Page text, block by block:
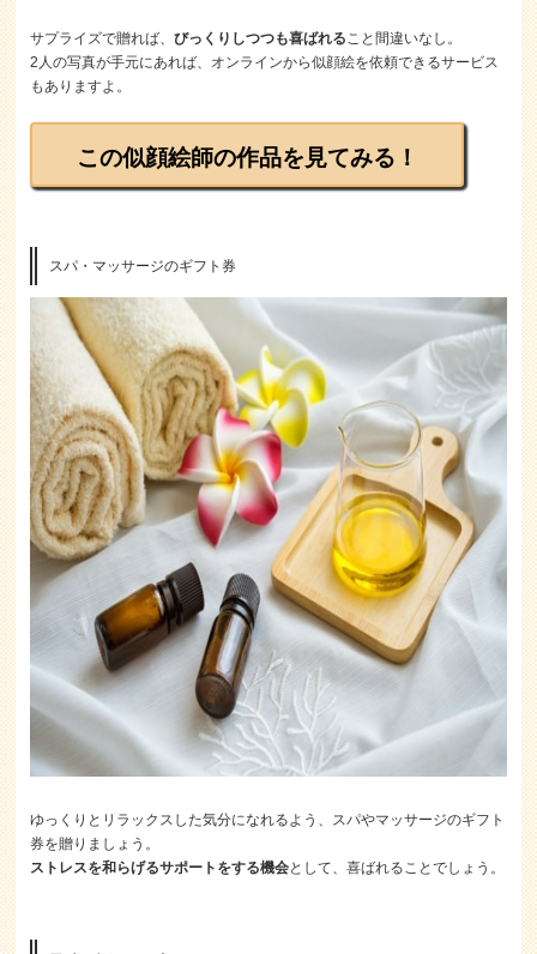
サプライズで贈れば、びっくりしつつも喜ばれること間違いなし。
2人の写真が手元にあれば、オンラインから似顔絵を依頼できるサービス
もありますよ。
この似顔絵師の作品を見てみる！
スパ・マッサージのギフト券
ゆっくりとリラックスした気分になれるよう、スパやマッサージのギフト
券を贈りましょう。
ストレスを和らげるサポートをする機会として、喜ばれることでしょう。